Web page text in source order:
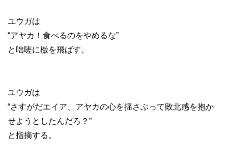
ユウガは
“アヤカ！食べるのをやめるな”
と咄嗟に檄を飛ばす。
ユウガは
“さすがだエイア、アヤカの心を揺さぶって敗北感を抱か
せようとしたんだろ？”
と指摘する。